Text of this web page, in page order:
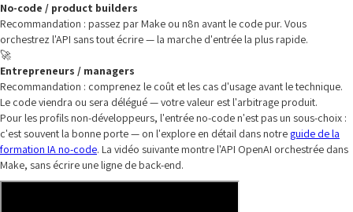
No-code / product builders
Recommandation : passez par Make ou n8n avant le code pur. Vous
orchestrez l'API sans tout écrire — la marche d'entrée la plus rapide.
🚀
Entrepreneurs / managers
Recommandation : comprenez le coût et les cas d'usage avant le technique.
Le code viendra ou sera délégué — votre valeur est l'arbitrage produit.
Pour les profils non-développeurs, l'entrée no-code n'est pas un sous-choix :
c'est souvent la bonne porte — on l'explore en détail dans notre guide de la
formation IA no-code. La vidéo suivante montre l'API OpenAI orchestrée dans
Make, sans écrire une ligne de back-end.